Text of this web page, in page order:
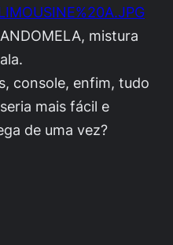
mistura
console, enfim, tudo
mais fácil e
de uma vez?